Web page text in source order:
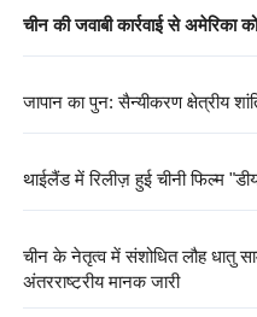
चीन की जवाबी कार्रवाई से अमेरिका
जापान का पुन: सैन्यीकरण क्षेत्रीय
थाईलैंड में रिलीज़ हुई चीनी फिल्म
चीन के नेतृत्व में संशोधित लौह धातु
अंतरराष्ट्रीय मानक जारी